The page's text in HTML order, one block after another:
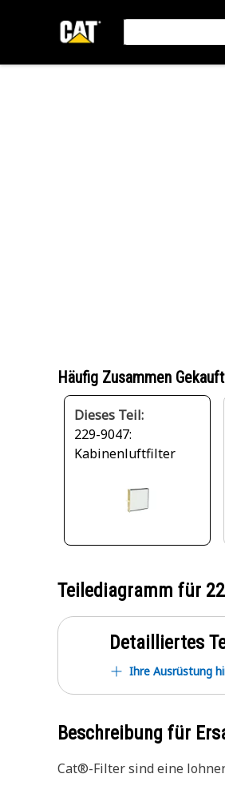
Häufig Zusammen Gekauft
Dieses Teil:
229-9047:
Kabinenluftfilter
Teilediagramm für
Detailliertes
Ihre Ausrüstung
Beschreibung für
Cat®-Filter sind eine